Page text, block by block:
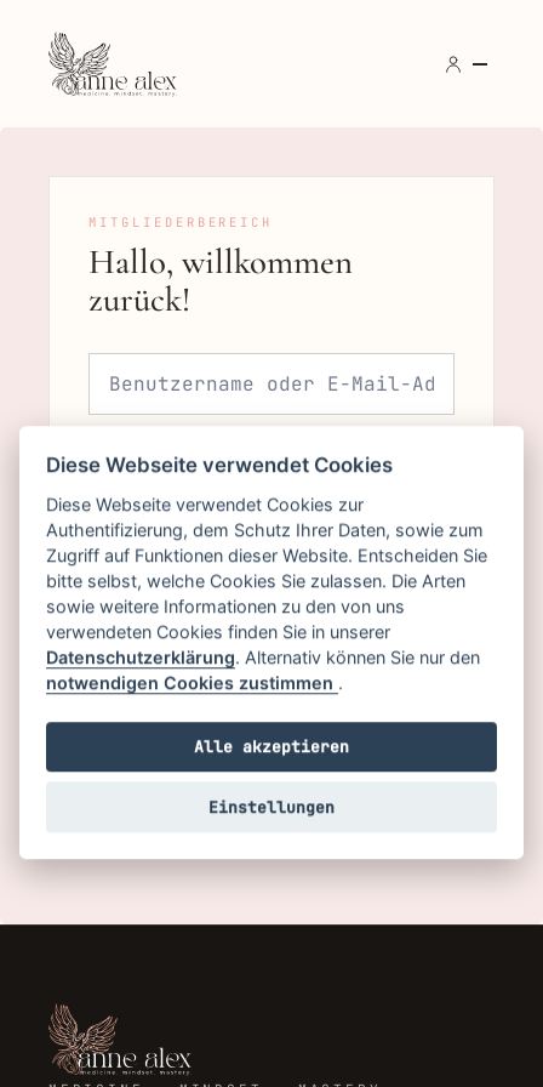
Hallo, willkommen
zurück!
Angemeldet bleiben
Passwort vergessen?
ANMELDEN
Du hast noch kein Konto?
JETZT REGISTRIEREN
Diese Webseite verwendet Cookies
Diese Webseite verwendet Cookies zur
Authentifizierung, dem Schutz Ihrer Daten, sowie zum
Zugriff auf Funktionen dieser Website. Entscheiden Sie
bitte selbst, welche Cookies Sie zulassen. Die Arten
sowie weitere Informationen zu den von uns
verwendeten Cookies finden Sie in unserer
Datenschutzerklärung. Alternativ können Sie nur den
notwendigen Cookies zustimmen .
Alle akzeptieren
Einstellungen